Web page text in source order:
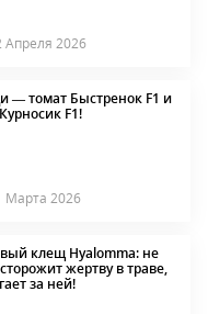
Апреля 2026
— томат Быстренок F1 и
F1!
Марта 2026
клещ Hyalomma: не
жертву в траве,
за ней!